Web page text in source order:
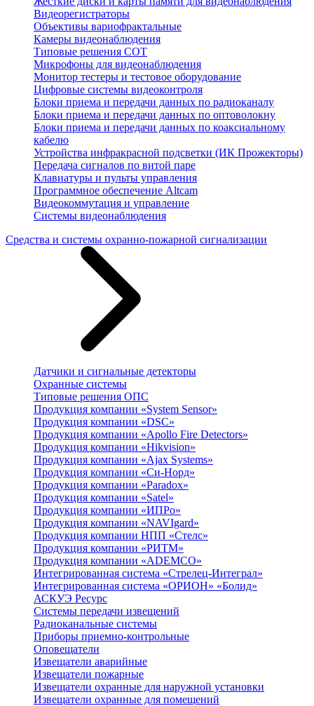
Видеорегистраторы
Объективы вариофрактальные
Камеры видеонаблюдения
Типовые решения СОТ
Микрофоны для видеонаблюдения
Монитор тестеры и тестовое оборудование
Цифровые системы видеоконтроля
Блоки приема и передачи данных по радиоканалу
Блоки приема и передачи данных по оптоволокну
Блоки приема и передачи данных по коаксиальному
кабелю
Устройства инфракрасной подсветки (ИК Прожекторы)
Передача сигналов по витой паре
Клавиатуры и пульты управления
Программное обеспечение Altcam
Видеокоммутация и управление
Системы видеонаблюдения
Средства и системы охранно-пожарной сигнализации
Датчики и сигнальные детекторы
Охранные системы
Типовые решения ОПС
Продукция компании «System Sensor»
Продукция компании «DSC»
Продукция компании «Apollo Fire Detectors»
Продукция компании «Hikvision»
Продукция компании «Ajax Systems»
Продукция компании «Си-Норд»
Продукция компании «Paradox»
Продукция компании «Satel»
Продукция компании «ИПРо»
Продукция компании «NAVIgard»
Продукция компании НПП «Стелс»
Продукция компании «РИТМ»
Продукция компании «ADEMCO»
Интегрированная система «Стрелец-Интеграл»
Интегрированная система «ОРИОН» «Болид»
АСКУЭ Ресурс
Системы передачи извещений
Радиоканальные системы
Приборы приемно-контрольные
Оповещатели
Извещатели аварийные
Извещатели пожарные
Извещатели охранные для наружной установки
Извещатели охранные для помещений